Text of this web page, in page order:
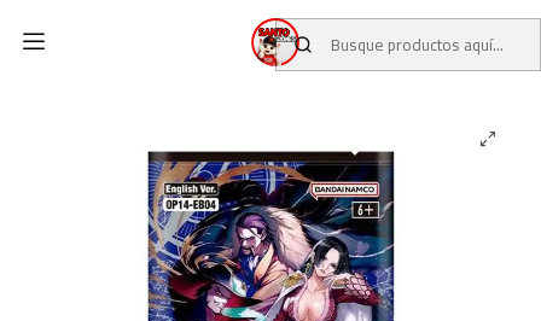
CARTAS TCG ONE PIECE TCG
ONE PIECE TCG - THE AZURE SEA'S SEVEN - DISPLAY OP 14